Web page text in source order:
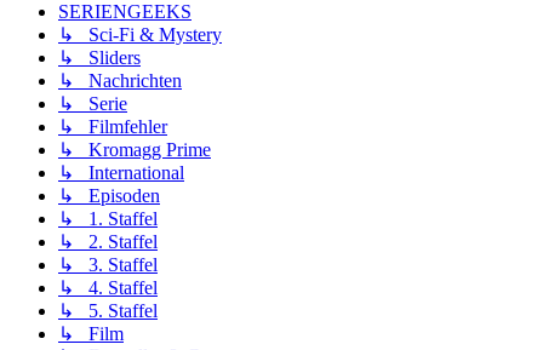
SERIENGEEKS
↳ Sci-Fi & Mystery
↳ Sliders
↳ Nachrichten
↳ Serie
↳ Filmfehler
↳ Kromagg Prime
↳ International
↳ Episoden
↳ 1. Staffel
↳ 2. Staffel
↳ 3. Staffel
↳ 4. Staffel
↳ 5. Staffel
↳ Film